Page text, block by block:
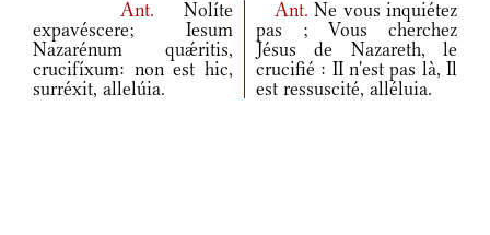
Ant. Nolíte
expavéscere; Iesum
Nazarénum quǽritis,
crucifíxum: non est hic,
surréxit, allelúia.
Ant. Ne vous inquiétez
pas ; Vous cherchez
Jésus de Nazareth, le
crucifié : II n'est pas là, Il
est ressuscité, alléluia.